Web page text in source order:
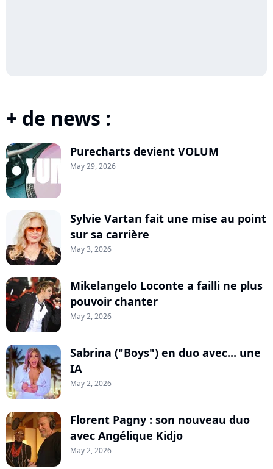
+ de news :
Purecharts devient VOLUM
May 29, 2026
Sylvie Vartan fait une mise au point
sur sa carrière
May 3, 2026
Mikelangelo Loconte a failli ne plus
pouvoir chanter
May 2, 2026
Sabrina ("Boys") en duo avec... une
IA
May 2, 2026
Florent Pagny : son nouveau duo
avec Angélique Kidjo
May 2, 2026